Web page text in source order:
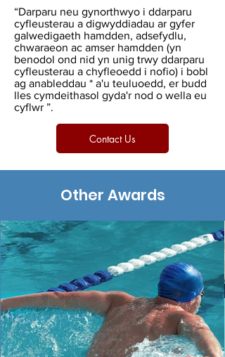
“Darparu neu gynorthwyo i ddarparu
cyfleusterau a digwyddiadau ar gyfer
galwedigaeth hamdden, adsefydlu,
chwaraeon ac amser hamdden (yn
benodol ond nid yn unig trwy ddarparu
cyfleusterau a chyfleoedd i nofio) i bobl
ag anableddau * a'u teuluoedd, er budd
lles cymdeithasol gyda'r nod o wella eu
cyflwr ”.
Contact Us
Other Awards